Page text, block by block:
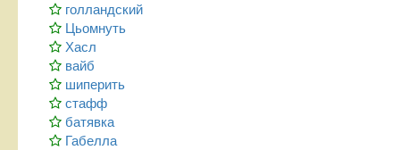
голландский
Цьомнуть
Хасл
вайб
шиперить
стафф
батявка
Габелла